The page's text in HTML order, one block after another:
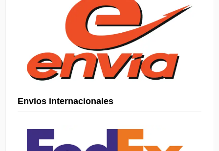
Envios internacionales